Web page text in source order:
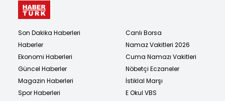
Son Dakika Haberleri
Haberler
Ekonomi Haberleri
Güncel Haberler
Magazin Haberleri
Spor Haberleri
Canlı Borsa
Namaz Vakitleri 2026
Cuma Namazı Vakitleri
Nöbetçi Eczaneler
İstiklal Marşı
E Okul VBS